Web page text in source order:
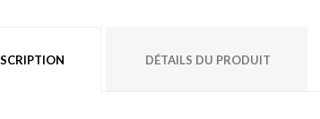
DÉTAILS DU PRODUIT